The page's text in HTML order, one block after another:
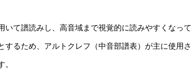
て譜読みし、高音域まで視覚的に読みやすくなって
るため、アルトクレフ（中音部譜表）が主に使用さ
。